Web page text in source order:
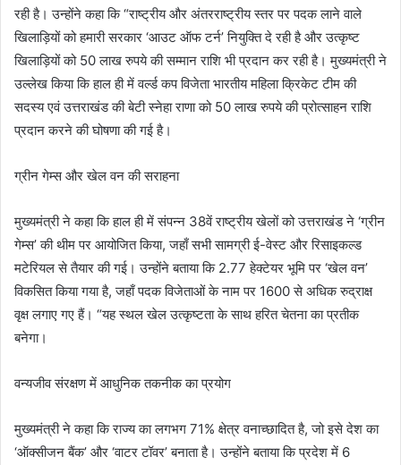
रही है। उन्होंने कहा कि “राष्ट्रीय और अंतरराष्ट्रीय स्तर पर पदक लाने वाले
खिलाड़ियों को हमारी सरकार ‘आउट ऑफ टर्न’ नियुक्ति दे रही है और उत्कृष्ट
खिलाड़ियों को 50 लाख रुपये की सम्मान राशि भी प्रदान कर रही है। मुख्यमंत्री ने
उल्लेख किया कि हाल ही में वर्ल्ड कप विजेता भारतीय महिला क्रिकेट टीम की
सदस्य एवं उत्तराखंड की बेटी स्नेहा राणा को 50 लाख रुपये की प्रोत्साहन राशि
प्रदान करने की घोषणा की गई है।
ग्रीन गेम्स और खेल वन की सराहना
मुख्यमंत्री ने कहा कि हाल ही में संपन्न 38वें राष्ट्रीय खेलों को उत्तराखंड ने ‘ग्रीन
गेम्स’ की थीम पर आयोजित किया, जहाँ सभी सामग्री ई-वेस्ट और रिसाइकल्ड
मटेरियल से तैयार की गई। उन्होंने बताया कि 2.77 हेक्टेयर भूमि पर ‘खेल वन’
विकसित किया गया है, जहाँ पदक विजेताओं के नाम पर 1600 से अधिक रुद्राक्ष
वृक्ष लगाए गए हैं। “यह स्थल खेल उत्कृष्टता के साथ हरित चेतना का प्रतीक
बनेगा।
वन्यजीव संरक्षण में आधुनिक तकनीक का प्रयोग
मुख्यमंत्री ने कहा कि राज्य का लगभग 71% क्षेत्र वनाच्छादित है, जो इसे देश का
‘ऑक्सीजन बैंक’ और ‘वाटर टॉवर’ बनाता है। उन्होंने बताया कि प्रदेश में 6